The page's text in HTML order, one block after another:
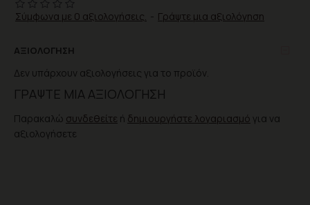
Σύμφωνα με 0 αξιολογήσεις. - Γράψτε μια αξιολόγηση
ΑΞΙΟΛΌΓΗΣΗ
Δεν υπάρχουν αξιολογήσεις για το προϊόν.
ΓΡΆΨΤΕ ΜΙΑ ΑΞΙΟΛΌΓΗΣΗ
Παρακαλώ συνδεθείτε ή δημιουργήστε λογαριασμό για να
αξιολογήσετε